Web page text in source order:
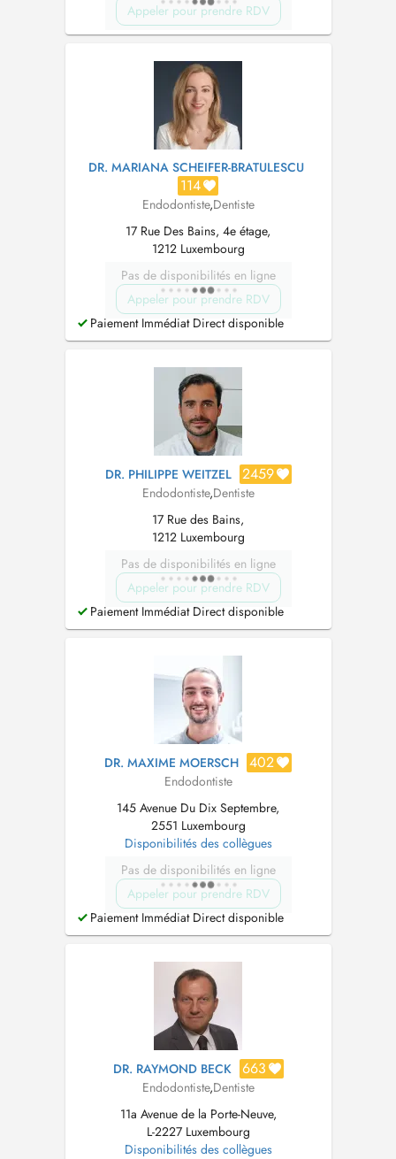
Appeler pour prendre RDV
DR. MARIANA SCHEIFER-BRATULESCU
114
Endodontiste,Dentiste
17 Rue Des Bains, 4e étage,
1212 Luxembourg
Pas de disponibilités en ligne
Appeler pour prendre RDV
Paiement Immédiat Direct disponible
DR. PHILIPPE WEITZEL 2459
Endodontiste,Dentiste
17 Rue des Bains,
1212 Luxembourg
Pas de disponibilités en ligne
Appeler pour prendre RDV
Paiement Immédiat Direct disponible
DR. MAXIME MOERSCH 402
Endodontiste
145 Avenue Du Dix Septembre,
2551 Luxembourg
Disponibilités des collègues
Pas de disponibilités en ligne
Appeler pour prendre RDV
Paiement Immédiat Direct disponible
DR. RAYMOND BECK 663
Endodontiste,Dentiste
11a Avenue de la Porte-Neuve,
L-2227 Luxembourg
Disponibilités des collègues